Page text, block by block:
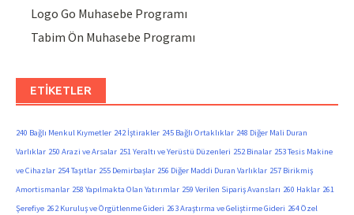
Logo Go Muhasebe Programı
Tabim Ön Muhasebe Programı
ETIKETLER
240 Bağlı Menkul Kıymetler 242 İştirakler 245 Bağlı Ortaklıklar 248 Diğer Mali Duran
Varlıklar 250 Arazi ve Arsalar 251 Yeraltı ve Yerüstü Düzenleri 252 Binalar 253 Tesis Makine
ve Cihazlar 254 Taşıtlar 255 Demirbaşlar 256 Diğer Maddi Duran Varlıklar 257 Birikmiş
Amortismanlar 258 Yapılmakta Olan Yatırımlar 259 Verilen Sipariş Avansları 260 Haklar 261
Şerefiye 262 Kuruluş ve Örgütlenme Gideri 263 Araştırma ve Geliştirme Gideri 264 Özel